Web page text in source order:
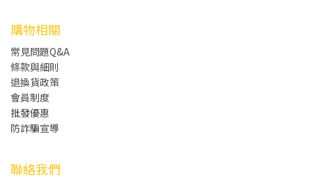
購物相關
常見問題Q&A
條款與細則
退換貨政策
會員制度
批發優惠
防詐騙宣導
聯絡我們